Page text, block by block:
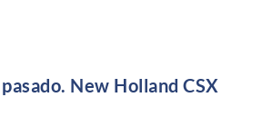
New Holland CSX